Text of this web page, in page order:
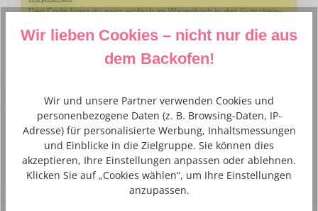
Den Code fügst du ganz einfach im Warenkorb in das Gutschein-
Beschreibung
Verleihen Sie Ihren hausgemachten Pralinen mit dieser
Schokoladenfarbe von Sugarflair eine schöne metallische
Bronzefarbe. A…Mehr
Verantwortlicher Lebensmittelunternehmer
Wir lieben Cookies – nicht nur die aus
dem Backofen!
Wir und unsere Partner verwenden Cookies und
personenbezogene Daten (z. B. Browsing-Daten, IP-
Adresse) für personalisierte Werbung, Inhaltsmessungen
und Einblicke in die Zielgruppe. Sie können dies
akzeptieren, Ihre Einstellungen anpassen oder ablehnen.
Klicken Sie auf „Cookies wählen“, um Ihre Einstellungen
anzupassen.